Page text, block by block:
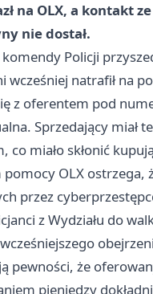
na OLX, a kontakt
nie dostał.
Policji
wcześniej natrafił na
z oferentem pod
Sprzedający miał
co miało skłonić
OLX
przez
z Wydziału do
pewności, że
pieniędzy